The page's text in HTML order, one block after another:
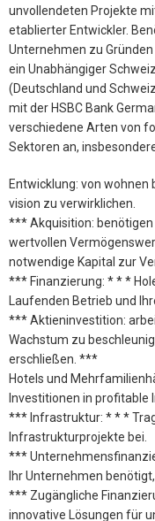
unvollendeten Projekte
etablierter Entwickler.
Unternehmen zu
ein Unabhängiger
(Deutschland und
mit der HSBC Bank
verschiedene Arten von
Sektoren an,
Entwicklung: von wohnen
vision zu verwirklichen.
*** Akquisition: benötigen
wertvollen
notwendige Kapital zur
*** Finanzierung: * * *
Laufenden Betrieb und
*** Aktieninvestition:
Wachstum zu
erschließen. ***
Hotels und
Investitionen in profitable
*** Infrastruktur: * * *
Infrastrukturprojekte bei.
***
Ihr Unternehmen
*** Zugängliche
innovative Lösungen für